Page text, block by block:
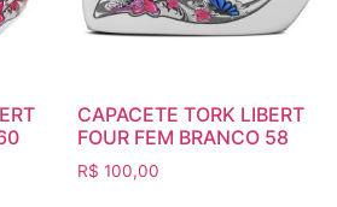
CAPACETE TORK LIBERT
FOUR FEM BRANCO 58
R$ 100,00